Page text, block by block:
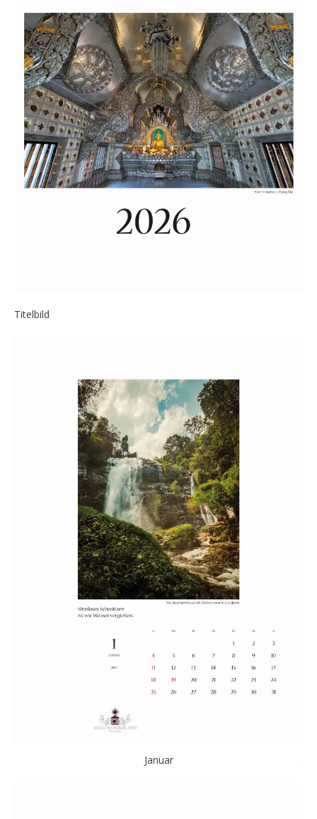
Titelbild
Januar